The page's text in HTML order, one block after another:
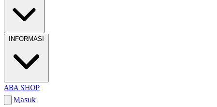
INFORMASI
ABA SHOP
Masuk